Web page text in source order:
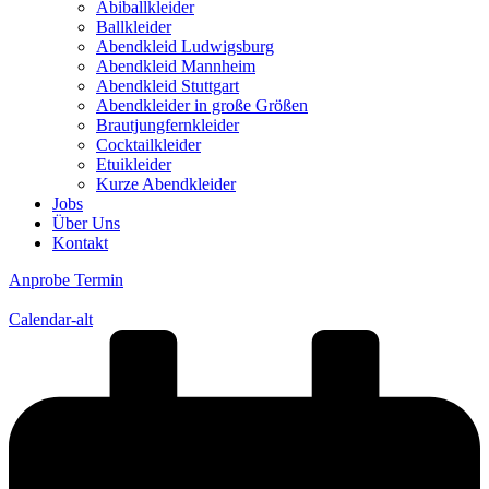
Abiballkleider
Ballkleider
Abendkleid Ludwigsburg
Abendkleid Mannheim
Abendkleid Stuttgart
Abendkleider in große Größen
Brautjungfernkleider
Cocktailkleider
Etuikleider
Kurze Abendkleider
Jobs
Über Uns
Kontakt
Anprobe Termin
Calendar-alt